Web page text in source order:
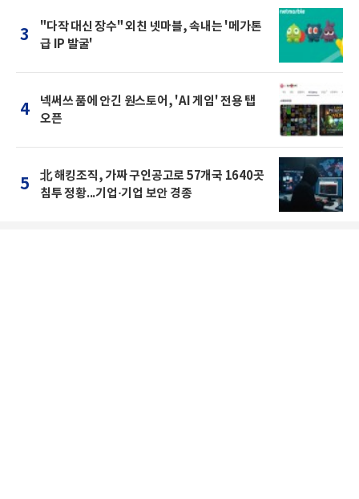
3
"다작 대신 장수" 외친 넷마블, 속내는 '메가톤
급 IP 발굴'
4
넥써쓰 품에 안긴 원스토어, 'AI 게임' 전용 탭
오픈
5
北 해킹조직, 가짜 구인공고로 57개국 1640곳
침투 정황...기업·기업 보안 경종